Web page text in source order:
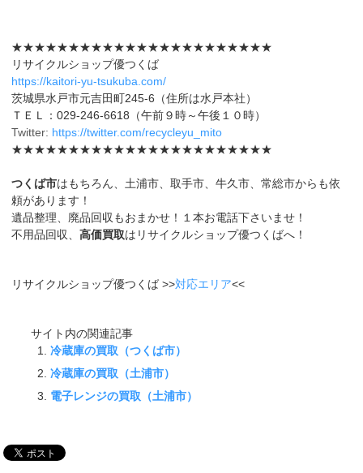
★★★★★★★★★★★★★★★★★★★★★★★
リサイクルショップ優つくば
https://kaitori-yu-tsukuba.com/
茨城県水戸市元吉田町245-6（住所は水戸本社）
ＴＥＬ：029-246-6618（午前９時～午後１０時）
Twitter: https://twitter.com/recycleyu_mito
★★★★★★★★★★★★★★★★★★★★★★★
つくば市はもちろん、土浦市、取手市、牛久市、常総市からも依
頼があります！
遺品整理、廃品回収もおまかせ！１本お電話下さいませ！
不用品回収、高価買取はリサイクルショップ優つくばへ！
リサイクルショップ優つくば >>対応エリア<<
サイト内の関連記事
冷蔵庫の買取（つくば市）
冷蔵庫の買取（土浦市）
電子レンジの買取（土浦市）